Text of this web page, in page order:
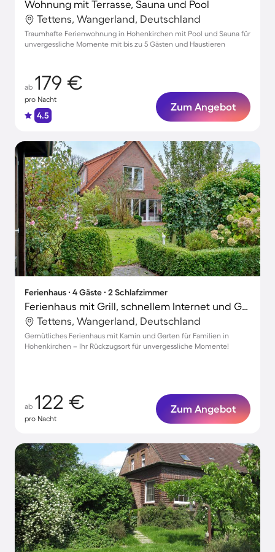
Wohnung mit Terrasse, Sauna und Pool
Tettens, Wangerland, Deutschland
Traumhafte Ferienwohnung in Hohenkirchen mit Pool und Sauna für
unvergessliche Momente mit bis zu 5 Gästen und Haustieren
ab 179 €
pro Nacht
4.5
Zum Angebot
Ferienhaus ∙ 4 Gäste ∙ 2 Schlafzimmer
Ferienhaus mit Grill, schnellem Internet und Garten | Gartenblick
Tettens, Wangerland, Deutschland
Gemütliches Ferienhaus mit Kamin und Garten für Familien in
Hohenkirchen – Ihr Rückzugsort für unvergessliche Momente!
ab 122 €
pro Nacht
Zum Angebot